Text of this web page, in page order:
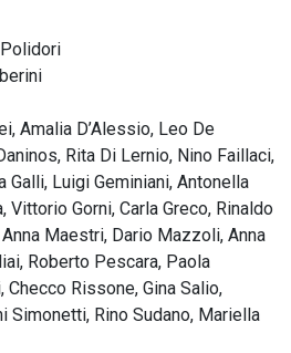
Amalia D’Alessio, Leo De
Rita Di Lernio, Nino Faillaci,
Galli, Luigi Geminiani, Antonella
Vittorio Gorni, Carla Greco, Rinaldo
Maestri, Dario Mazzoli, Anna
Roberto Pescara, Paola
Checco Rissone, Gina Salio,
Simonetti, Rino Sudano, Mariella